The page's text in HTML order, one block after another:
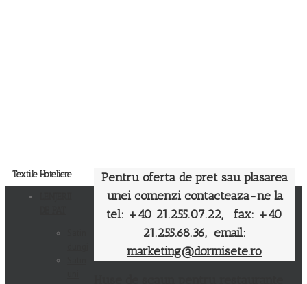
Pentru oferta de pret sau plasarea
unei comenzi contacteaza-ne la
tel: +40 21.255.07.22, fax: +40
21.255.68.36, email:
marketing@dormisete.ro
Textile Hoteliere